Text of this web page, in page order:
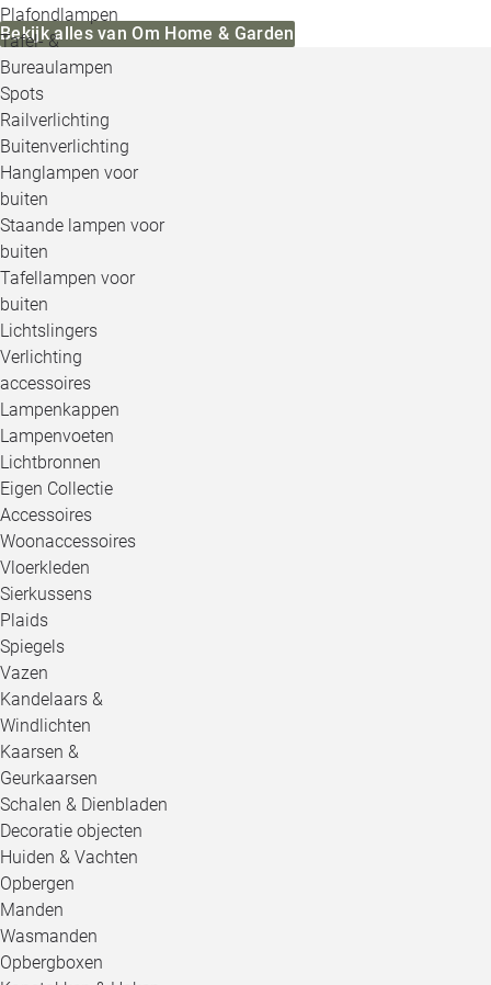
Plafondlampen
Tafel- &
Bureaulampen
Spots
Railverlichting
Buitenverlichting
Hanglampen voor
buiten
Staande lampen voor
buiten
Tafellampen voor
buiten
Lichtslingers
Verlichting
accessoires
Lampenkappen
Lampenvoeten
Lichtbronnen
Eigen Collectie
Accessoires
Woonaccessoires
Vloerkleden
Sierkussens
Plaids
Spiegels
Vazen
Kandelaars &
Windlichten
Kaarsen &
Geurkaarsen
Schalen & Dienbladen
Decoratie objecten
Huiden & Vachten
Opbergen
Manden
Wasmanden
Opbergboxen
Bekijk alles van Om Home & Garden